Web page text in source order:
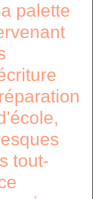
palette
tout-